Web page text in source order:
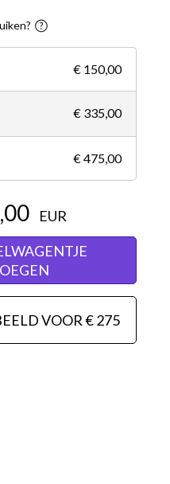
€ 150,00
€ 335,00
€ 475,00
EUR
VOOR € 275